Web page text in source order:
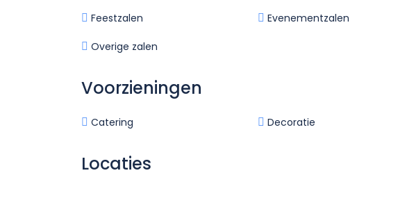
Feestzalen Evenementzalen
Overige zalen
Voorzieningen
Catering Decoratie
Locaties